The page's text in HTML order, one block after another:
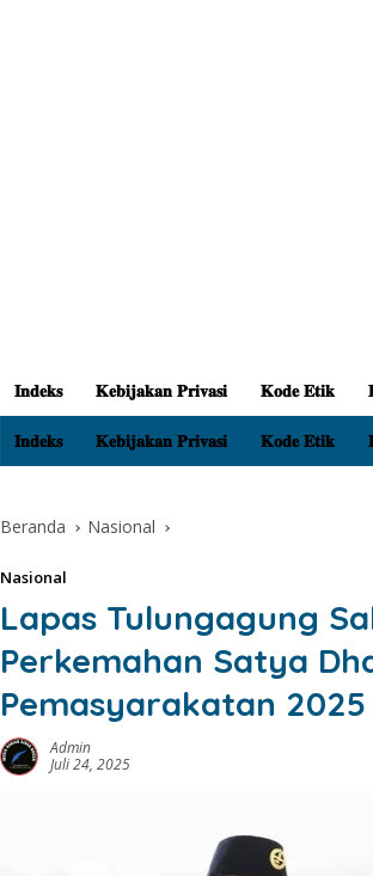
𝐈𝐧𝐝𝐞𝐤𝐬 𝐊𝐞𝐛𝐢𝐣𝐚𝐤𝐚𝐧 𝐏𝐫𝐢𝐯𝐚𝐬𝐢 𝐊𝐨𝐝𝐞 𝐄𝐭𝐢𝐤
𝐈𝐧𝐝𝐞𝐤𝐬 𝐊𝐞𝐛𝐢𝐣𝐚𝐤𝐚𝐧 𝐏𝐫𝐢𝐯𝐚𝐬𝐢 𝐊𝐨𝐝𝐞 𝐄𝐭𝐢𝐤
Beranda Nasional
Nasional
Lapas Tulungagung
Perkemahan Satya
Pemasyarakatan 2025
Admin
Juli 24, 2025